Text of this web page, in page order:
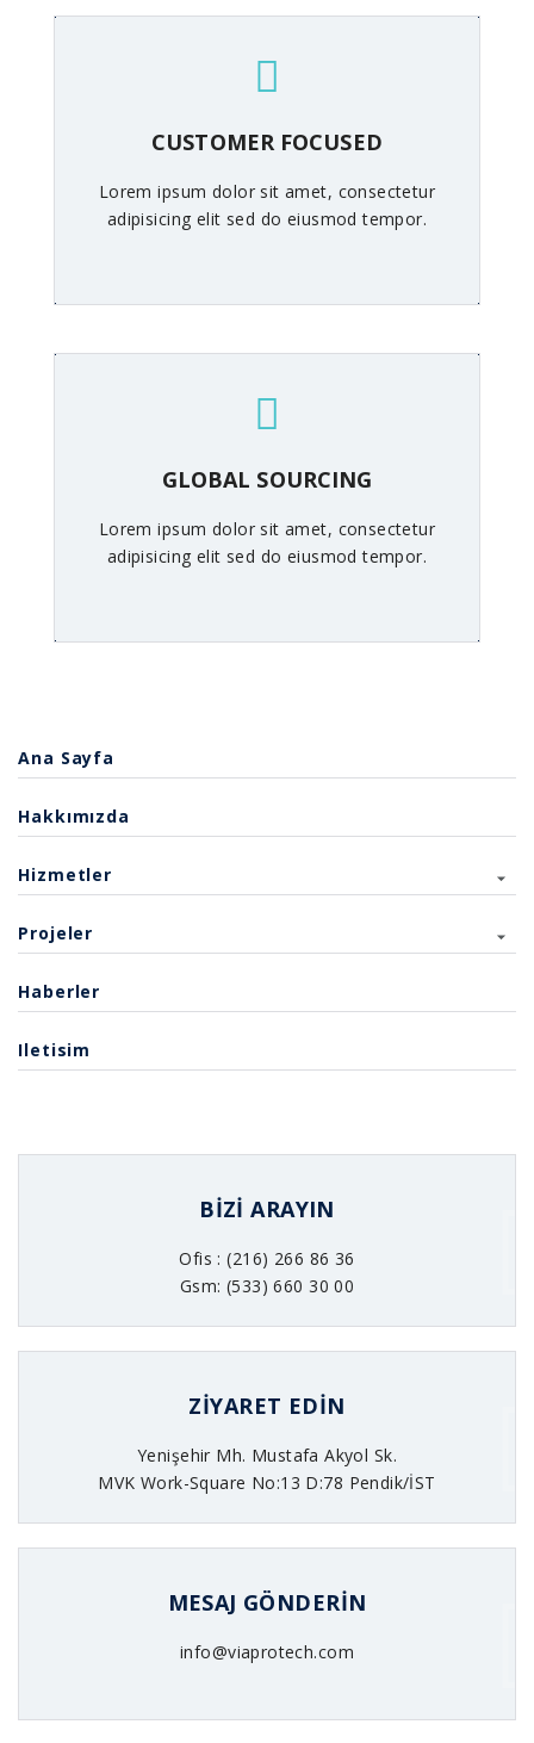
CUSTOMER FOCUSED
Lorem ipsum dolor sit amet, consectetur
adipisicing elit sed do eiusmod tempor.
GLOBAL SOURCING
Lorem ipsum dolor sit amet, consectetur
adipisicing elit sed do eiusmod tempor.
Ana Sayfa
Hakkımızda
Hizmetler
Projeler
Haberler
Iletisim
BIZI ARAYIN
Ofis : (216) 266 86 36
Gsm: (533) 660 30 00
ZIYARET EDIN
Yenişehir Mh. Mustafa Akyol Sk.
MVK Work-Square No:13 D:78 Pendik/İST
MESAJ GÖNDERIN
info@viaprotech.com